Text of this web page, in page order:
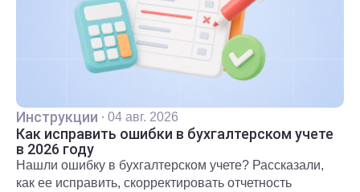
Инструкции · 04 авг. 2026
Как исправить ошибки в бухгалтерском учете
в 2026 году
Нашли ошибку в бухгалтерском учете? Рассказали,
как ее исправить, скорректировать отчетность